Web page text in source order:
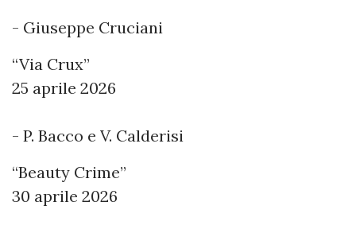
- Giuseppe Cruciani
“Via Crux”
25 aprile 2026
- P. Bacco e V. Calderisi
“Beauty Crime”
30 aprile 2026